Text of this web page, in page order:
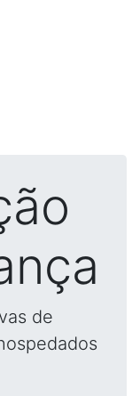
de